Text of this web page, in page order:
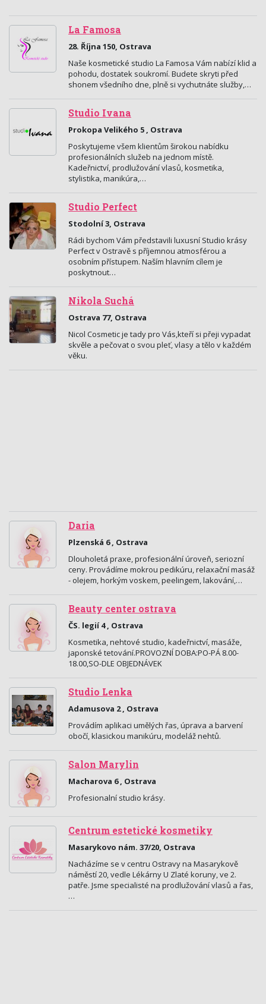
La Famosa
28. Října 150, Ostrava
Naše kosmetické studio La Famosa Vám nabízí klid a
pohodu, dostatek soukromí. Budete skryti před
shonem všedního dne, plně si vychutnáte služby,…
Studio Ivana
Prokopa Velikého 5 , Ostrava
Poskytujeme všem klientům širokou nabídku
profesionálních služeb na jednom místě.
Kadeřnictví, prodlužování vlasů, kosmetika,
stylistika, manikúra,…
Studio Perfect
Stodolní 3, Ostrava
Rádi bychom Vám představili luxusní Studio krásy
Perfect v Ostravě s příjemnou atmosférou a
osobním přístupem. Naším hlavním cílem je
poskytnout…
Nikola Suchá
Ostrava 77, Ostrava
Nicol Cosmetic je tady pro Vás,kteří si přeji vypadat
skvěle a pečovat o svou pleť, vlasy a tělo v každém
věku.
Daria
Plzenská 6 , Ostrava
Dlouholetá praxe, profesionální úroveň, seriozní
ceny. Provádíme mokrou pedikúru, relaxační masáž
- olejem, horkým voskem, peelingem, lakování,…
Beauty center ostrava
ČS. legií 4 , Ostrava
Kosmetika, nehtové studio, kadeřnictví, masáže,
japonské tetování.PROVOZNÍ DOBA:PO-PÁ 8.00-
18.00,SO-DLE OBJEDNÁVEK
Studio Lenka
Adamusova 2 , Ostrava
Provádím aplikaci umělých řas, úprava a barvení
obočí, klasickou manikúru, modeláž nehtů.
Salon Marylin
Macharova 6 , Ostrava
Profesionalní studio krásy.
Centrum estetické kosmetiky
Masarykovo nám. 37/20, Ostrava
Nacházíme se v centru Ostravy na Masarykově
náměstí 20, vedle Lékárny U Zlaté koruny, ve 2.
patře. Jsme specialisté na prodlužování vlasů a řas,
…